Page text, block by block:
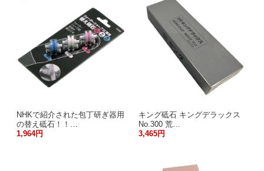
NHKで紹介された包丁研ぎ器用
の替え砥石！！…
1,964円
キング砥石 キングデラックス
No.300 荒…
3,465円